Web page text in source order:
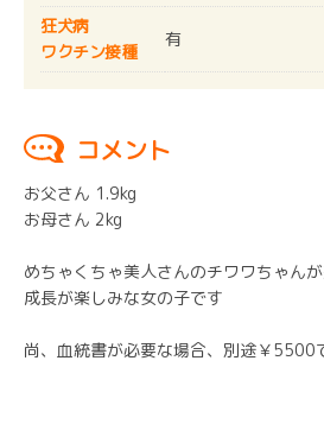
狂犬病
ワクチン接種
有
コメント
お父さん 1.9kg
お母さん 2kg
めちゃくちゃ美人さんのチワワちゃん
成長が楽しみな女の子です
尚、血統書が必要な場合、別途￥5500